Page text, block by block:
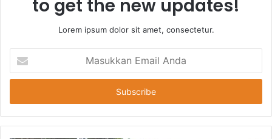
to get the new updates!
Lorem ipsum dolor sit amet, consectetur.
Email
Anda